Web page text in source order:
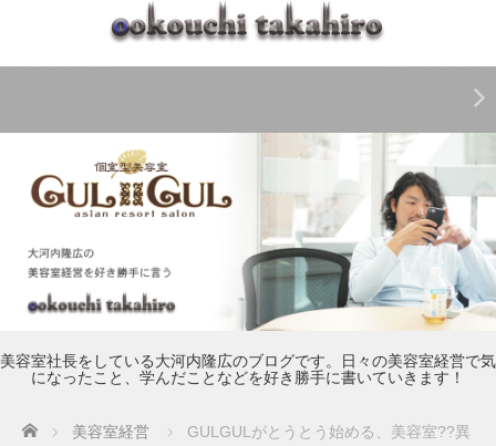
美容室社長をしている大河内隆広のブログです。日々の美容室経営で気
になったこと、学んだことなどを好き勝手に書いていきます！
Home 美容室経営
GULGULがとうとう始める、美容室??異